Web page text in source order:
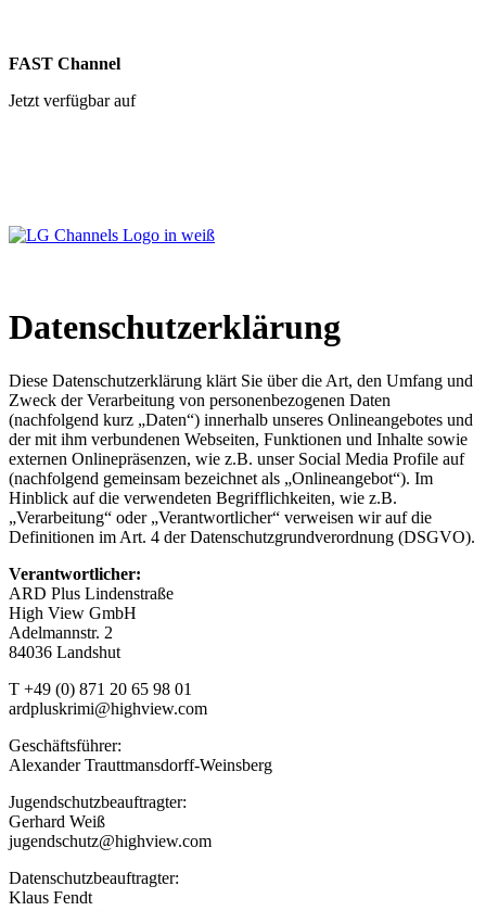
FAST Channel
Jetzt verfügbar auf
Datenschutzerklärung
Diese Datenschutzerklärung klärt Sie über die Art, den Umfang und
Zweck der Verarbeitung von personenbezogenen Daten
(nachfolgend kurz „Daten“) innerhalb unseres Onlineangebotes und
der mit ihm verbundenen Webseiten, Funktionen und Inhalte sowie
externen Onlinepräsenzen, wie z.B. unser Social Media Profile auf
(nachfolgend gemeinsam bezeichnet als „Onlineangebot“). Im
Hinblick auf die verwendeten Begrifflichkeiten, wie z.B.
„Verarbeitung“ oder „Verantwortlicher“ verweisen wir auf die
Definitionen im Art. 4 der Datenschutzgrundverordnung (DSGVO).
Verantwortlicher:
ARD Plus Lindenstraße
High View GmbH
Adelmannstr. 2
84036 Landshut
T +49 (0) 871 20 65 98 01
ardpluskrimi@highview.com
Geschäftsführer:
Alexander Trauttmansdorff-Weinsberg
Jugendschutzbeauftragter:
Gerhard Weiß
jugendschutz@highview.com
Datenschutzbeauftragter:
Klaus Fendt